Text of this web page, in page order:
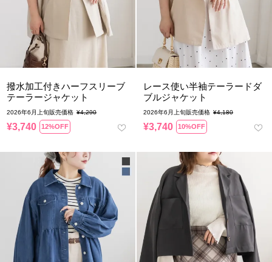
撥水加工付きハーフスリーブ
テーラージャケット
2026年6月上旬販売価格 ¥4,290
¥3,740 12%OFF
レース使い半袖テーラードダ
ブルジャケット
2026年6月上旬販売価格 ¥4,180
¥3,740 10%OFF